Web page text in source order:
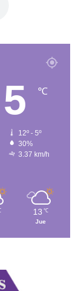
5 ℃
12º - 5º
30%
3.37 km/h
13 ℃
Jue